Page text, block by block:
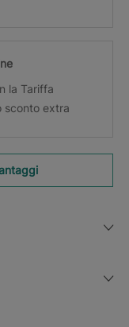
la Tariffa
sconto extra